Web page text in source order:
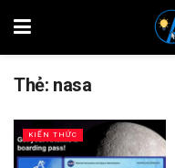
Thẻ: nasa
KIẾN THỨC